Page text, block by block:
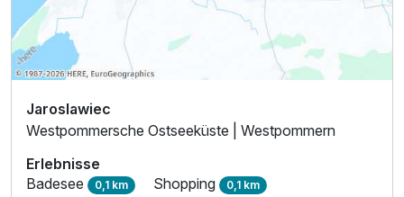
Jaroslawiec
Westpommersche Ostseeküste | Westpommern
Erlebnisse
Badesee 0,1 km Shopping 0,1 km